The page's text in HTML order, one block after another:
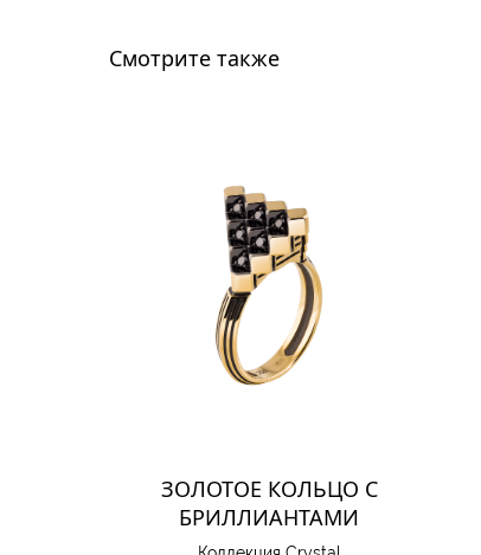
Смотрите также
ЗОЛОТОЕ КОЛЬЦО С
БРИЛЛИАНТАМИ